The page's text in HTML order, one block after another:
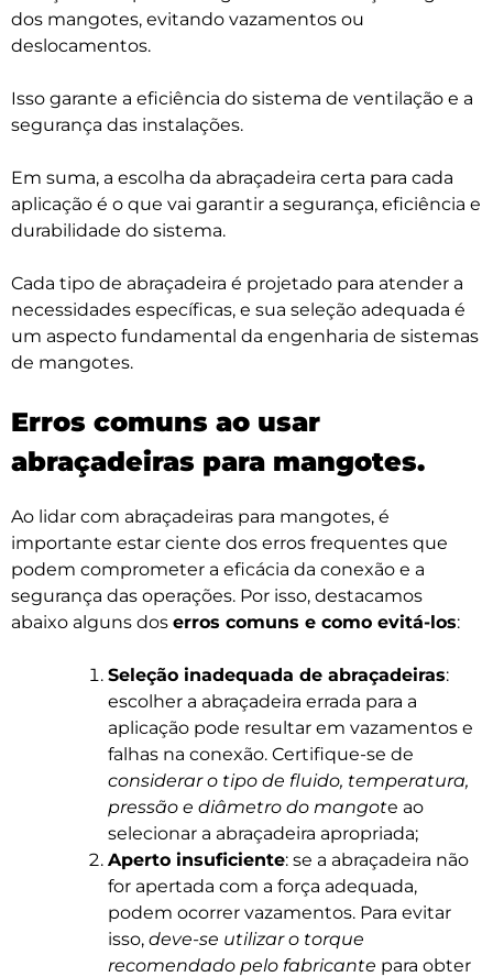
dos mangotes, evitando vazamentos ou
deslocamentos.
Isso garante a eficiência do sistema de ventilação e a
segurança das instalações.
Em suma, a escolha da abraçadeira certa para cada
aplicação é o que vai garantir a segurança, eficiência e
durabilidade do sistema.
Cada tipo de abraçadeira é projetado para atender a
necessidades específicas, e sua seleção adequada é
um aspecto fundamental da engenharia de sistemas
de mangotes.
Erros comuns ao usar
abraçadeiras para mangotes.
Ao lidar com abraçadeiras para mangotes, é
importante estar ciente dos erros frequentes que
podem comprometer a eficácia da conexão e a
segurança das operações. Por isso, destacamos
abaixo alguns dos erros comuns e como evitá-los:
Seleção inadequada de abraçadeiras:
escolher a abraçadeira errada para a
aplicação pode resultar em vazamentos e
falhas na conexão. Certifique-se de
considerar o tipo de fluido, temperatura,
pressão e diâmetro do mangote ao
selecionar a abraçadeira apropriada;
Aperto insuficiente: se a abraçadeira não
for apertada com a força adequada,
podem ocorrer vazamentos. Para evitar
isso, deve-se utilizar o torque
recomendado pelo fabricante para obter